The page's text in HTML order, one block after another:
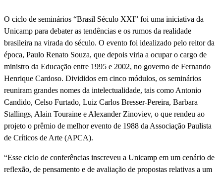
O ciclo de seminários “Brasil Século XXI” foi uma iniciativa da
Unicamp para debater as tendências e os rumos da realidade
brasileira na virada do século. O evento foi idealizado pelo reitor da
época, Paulo Renato Souza, que depois viria a ocupar o cargo de
ministro da Educação entre 1995 e 2002, no governo de Fernando
Henrique Cardoso. Divididos em cinco módulos, os seminários
reuniram grandes nomes da intelectualidade, tais como Antonio
Candido, Celso Furtado, Luiz Carlos Bresser-Pereira, Barbara
Stallings, Alain Touraine e Alexander Zinoviev, o que rendeu ao
projeto o prêmio de melhor evento de 1988 da Associação Paulista
de Críticos de Arte (APCA).
“Esse ciclo de conferências inscreveu a Unicamp em um cenário de
reflexão, de pensamento e de avaliação de propostas relativas a um